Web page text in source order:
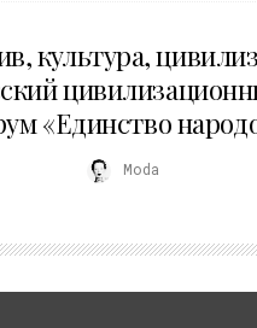
культура,
«Единство
Moda